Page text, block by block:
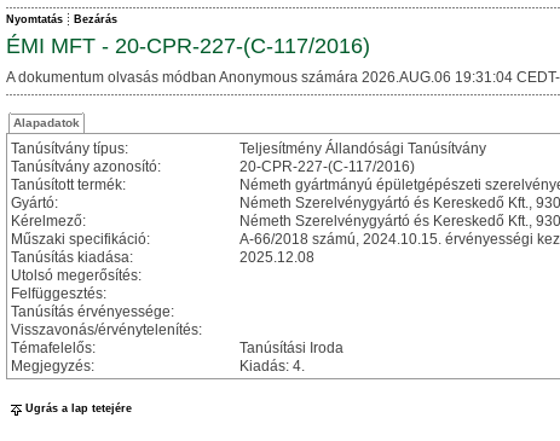
Nyomtatás Bezárás
ÉMI MFT - 20-CPR-227-(C-117/2016)
A dokumentum olvasás módban Anonymous számára 2026.AUG.06 19:31:04
Alapadatok
Tanúsítvány típus:
Teljesítmény Állandósági Tanúsítvány
Tanúsítvány azonosító:
20-CPR-227-(C-117/2016)
Tanúsított termék:
Németh gyártmányú épületgépészeti
Gyártó:
Németh Szerelvénygyártó és Kereskedő Kft.,
Kérelmező:
Németh Szerelvénygyártó és Kereskedő Kft.,
Műszaki specifikáció:
A-66/2018 számú, 2024.10.15. érvényességi
Tanúsítás kiadása:
2025.12.08
Utolsó megerősítés:
Felfüggesztés:
Tanúsítás érvényessége:
Visszavonás/érvénytelenítés:
Témafelelős:
Tanúsítási Iroda
Megjegyzés:
Kiadás: 4.
Ugrás a lap tetejére